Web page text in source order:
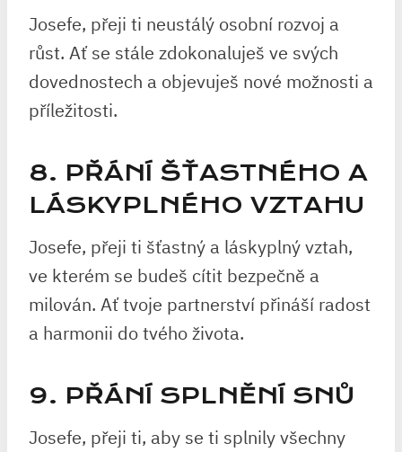
Josefe, přeji ti neustálý osobní rozvoj a
růst. Ať se stále zdokonaluješ ve svých
dovednostech a objevuješ nové možnosti a
příležitosti.
8. PŘÁNÍ ŠŤASTNÉHO A
LÁSKYPLNÉHO VZTAHU
Josefe, přeji ti šťastný a láskyplný vztah,
ve kterém se budeš cítit bezpečně a
milován. Ať tvoje partnerství přináší radost
a harmonii do tvého života.
9. PŘÁNÍ SPLNĚNÍ SNŮ
Josefe, přeji ti, aby se ti splnily všechny